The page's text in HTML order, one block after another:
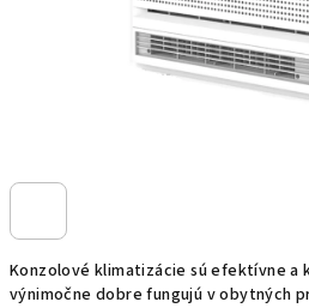
Konzolové klimatizácie sú efektívne a
výnimočne dobre fungujú v obytných